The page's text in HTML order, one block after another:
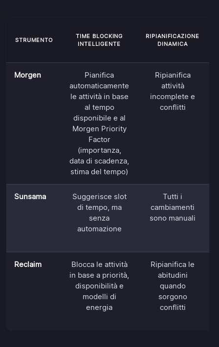
STRUMENTO
TIME BLOCKING
INTELLIGENTE
RIPIANIFICAZIONE
DINAMICA
Morgen
Pianifica
automaticamente
le attività in base
al tempo
disponibile e al
Morgen Priority
Factor
(importanza,
data di scadenza,
stima del tempo)
Ripianifica
attività
incomplete e
conflitti
Sunsama
Suggerisce slot
di tempo, ma
senza
automazione
Tutti i
cambiamenti
sono manuali
Reclaim
Blocca le attività
in base a priorità,
disponibilità e
modelli di
energia
Ripianifica le
abitudini
quando
sorgono
conflitti